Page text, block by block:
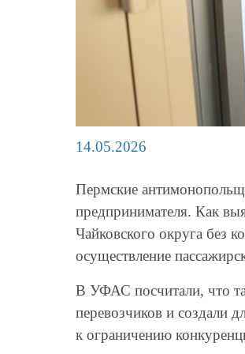
14.05.2026
Пермские
предпринимателя. Как
Чайковского округа без
осуществление
В УФАС посчитали, что
перевозчиков и создали
к ограничению